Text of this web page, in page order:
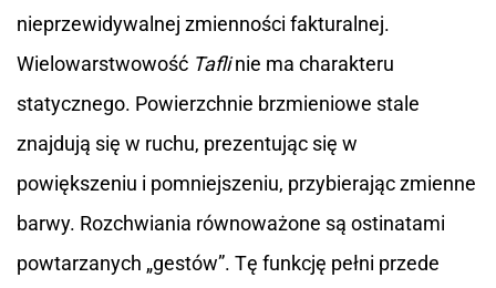
nieprzewidywalnej zmienności fakturalnej.
Wielowarstwowość Taflinie ma charakteru
statycznego. Powierzchnie brzmieniowe stale
znajdują się w ruchu, prezentując się w
powiększeniu i pomniejszeniu, przybierając zmienne
barwy. Rozchwiania równoważone są ostinatami
powtarzanych „gestów”. Tę funkcję pełni przede